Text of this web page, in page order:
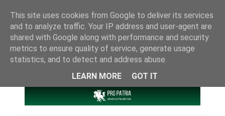
This site uses cookies from Google to deliver its services
and to analyze traffic. Your IP address and user-agent are
shared with Google along with performance and security
metrics to ensure quality of service, generate usage
statistics, and to detect and address abuse.
LEARN MORE
GOT IT